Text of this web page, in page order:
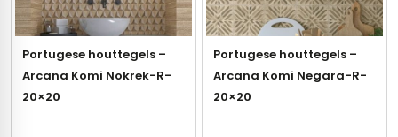
Portugese houttegels –
Arcana Komi Nokrek-R-
20×20
Portugese houttegels –
Arcana Komi Negara-R-
20×20
betonlook
marmerlook
tegels